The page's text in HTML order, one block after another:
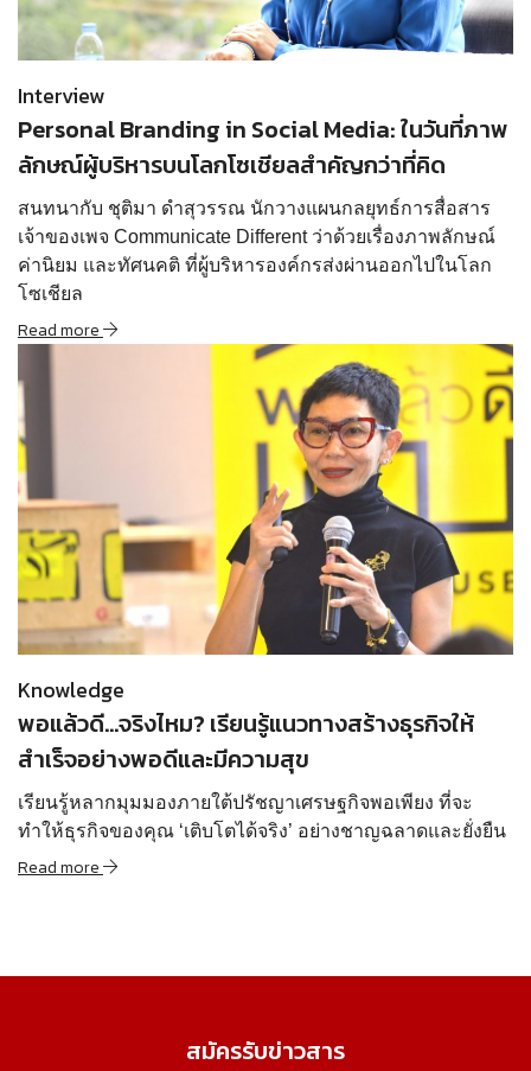
Read more
Interview
Personal Branding in Social Media: ในวันที่ภาพ
ลักษณ์ผู้บริหารบนโลกโซเชียลสำคัญกว่าที่คิด
สนทนากับ ชุติมา ดำสุวรรณ นักวางแผนกลยุทธ์การสื่อสาร
เจ้าของเพจ Communicate Different ว่าด้วยเรื่องภาพลักษณ์
ค่านิยม และทัศนคติ ที่ผู้บริหารองค์กรส่งผ่านออกไปในโลก
โซเชียล
Read more
Read more
Knowledge
พอแล้วดี…จริงไหม? เรียนรู้แนวทางสร้างธุรกิจให้
สำเร็จอย่างพอดีและมีความสุข
เรียนรู้หลากมุมมองภายใต้ปรัชญาเศรษฐกิจพอเพียง ที่จะ
ทำให้ธุรกิจของคุณ ‘เติบโตได้จริง’ อย่างชาญฉลาดและยั่งยืน
Read more
สมัครรับข่าวสาร